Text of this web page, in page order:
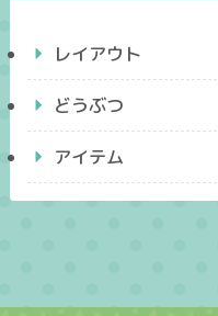
レイアウト
どうぶつ
アイテム